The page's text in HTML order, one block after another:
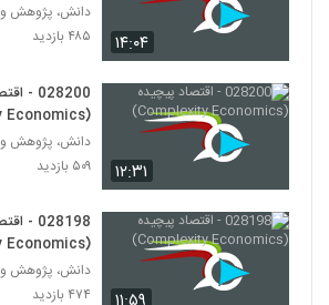
209
028220 - سیستم
(Nonlinear Systems)
028221 - سیستم
211
۵۳۴ بازدید
028223 -
۱۴:۰۴
دانش، پژوهش و
۴۸۵ بازدید
۱۲:۳۱
028200
(Complexity Economics)
دانش، پژوهش و
۵۰۹ بازدید
028198
(Complexity Economics)
دانش، پژوهش و
۴۷۴ بازدید